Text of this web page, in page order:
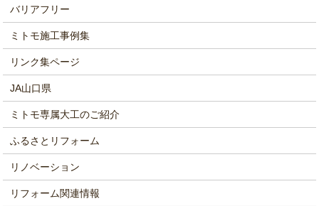
バリアフリー
ミトモ施工事例集
リンク集ページ
JA山口県
ミトモ専属大工のご紹介
ふるさとリフォーム
リノベーション
リフォーム関連情報